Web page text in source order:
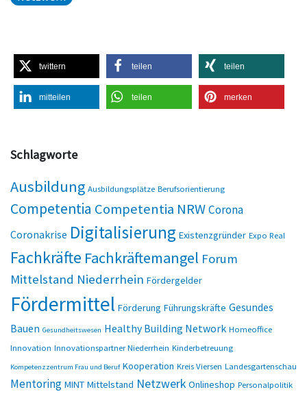
twittern teilen teilen
mitteilen teilen merken
Schlagworte
Ausbildung Ausbildungsplätze Berufsorientierung
Competentia Competentia NRWCorona
Coronakrise Digitalisierung Existenzgründer Expo Real
Fachkräfte Fachkräftemangel Forum
Mittelstand Niederrhein Fördergelder
Fördermittel Förderung Führungskräfte Gesundes
Bauen Gesundheitswesen Healthy Building Network Homeoffice
Innovation Innovationspartner Niederrhein Kinderbetreuung
Kompetenzzentrum Frau und Beruf Kooperation Kreis Viersen Landesgartenschau
Mentoring MINT Mittelstand Netzwerk Onlineshop Personalpolitik